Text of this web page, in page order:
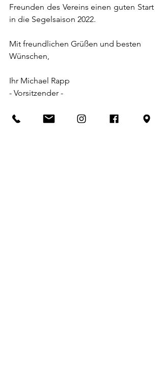
Freunden des Vereins einen guten Start
in die Segelsaison 2022.
Mit freundlichen Grüßen und besten
Wünschen,
Ihr Michael Rapp
- Vorsitzender -